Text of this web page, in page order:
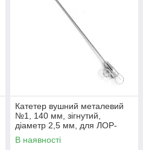
Катетер вушний металевий
№1, 140 мм, зігнутий,
діаметр 2,5 мм, для ЛОР-
маніпуляцій, Paradise
Instruments
В наявності